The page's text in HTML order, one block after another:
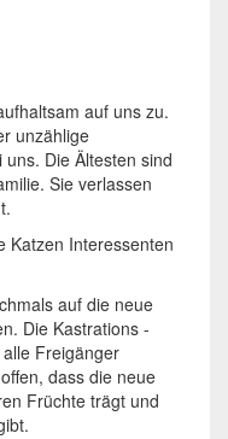
auf uns zu.
unzählige
Die Ältesten sind
Sie verlassen
Katzen Interessenten
auf die neue
Die Kastrations -
Freigänger
dass die neue
Früchte trägt und